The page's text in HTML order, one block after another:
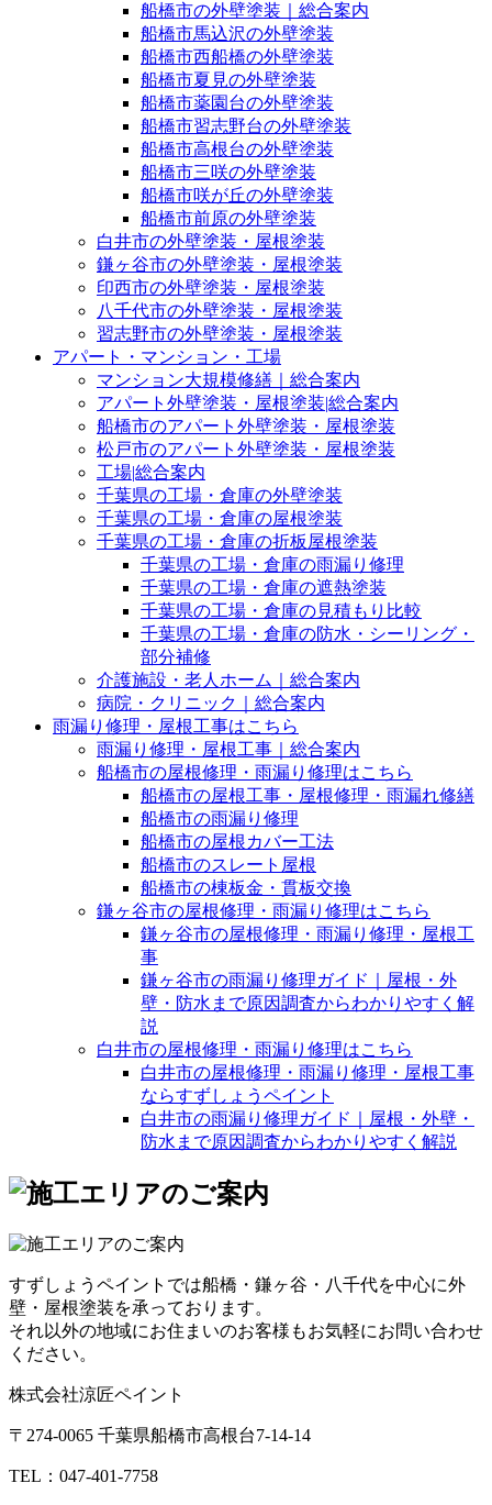
船橋市の外壁塗装｜総合案内
船橋市馬込沢の外壁塗装
船橋市西船橋の外壁塗装
船橋市夏見の外壁塗装
船橋市薬園台の外壁塗装
船橋市習志野台の外壁塗装
船橋市高根台の外壁塗装
船橋市三咲の外壁塗装
船橋市咲が丘の外壁塗装
船橋市前原の外壁塗装
白井市の外壁塗装・屋根塗装
鎌ヶ谷市の外壁塗装・屋根塗装
印西市の外壁塗装・屋根塗装
八千代市の外壁塗装・屋根塗装
習志野市の外壁塗装・屋根塗装
アパート・マンション・工場
マンション大規模修繕｜総合案内
アパート外壁塗装・屋根塗装|総合案内
船橋市のアパート外壁塗装・屋根塗装
松戸市のアパート外壁塗装・屋根塗装
工場|総合案内
千葉県の工場・倉庫の外壁塗装
千葉県の工場・倉庫の屋根塗装
千葉県の工場・倉庫の折板屋根塗装
千葉県の工場・倉庫の雨漏り修理
千葉県の工場・倉庫の遮熱塗装
千葉県の工場・倉庫の見積もり比較
千葉県の工場・倉庫の防水・シーリング・
部分補修
介護施設・老人ホーム｜総合案内
病院・クリニック｜総合案内
雨漏り修理・屋根工事はこちら
雨漏り修理・屋根工事｜総合案内
船橋市の屋根修理・雨漏り修理はこちら
船橋市の屋根工事・屋根修理・雨漏れ修繕
船橋市の雨漏り修理
船橋市の屋根カバー工法
船橋市のスレート屋根
船橋市の棟板金・貫板交換
鎌ヶ谷市の屋根修理・雨漏り修理はこちら
鎌ヶ谷市の屋根修理・雨漏り修理・屋根工
事
鎌ヶ谷市の雨漏り修理ガイド｜屋根・外
壁・防水まで原因調査からわかりやすく解
説
白井市の屋根修理・雨漏り修理はこちら
白井市の屋根修理・雨漏り修理・屋根工事
ならすずしょうペイント
白井市の雨漏り修理ガイド｜屋根・外壁・
防水まで原因調査からわかりやすく解説
すずしょうペイントでは船橋・鎌ヶ谷・八千代を中心に外
壁・屋根塗装を承っております。
それ以外の地域にお住まいのお客様もお気軽にお問い合わせ
ください。
株式会社涼匠ペイント
〒274-0065 千葉県船橋市高根台7-14-14
TEL：047-401-7758